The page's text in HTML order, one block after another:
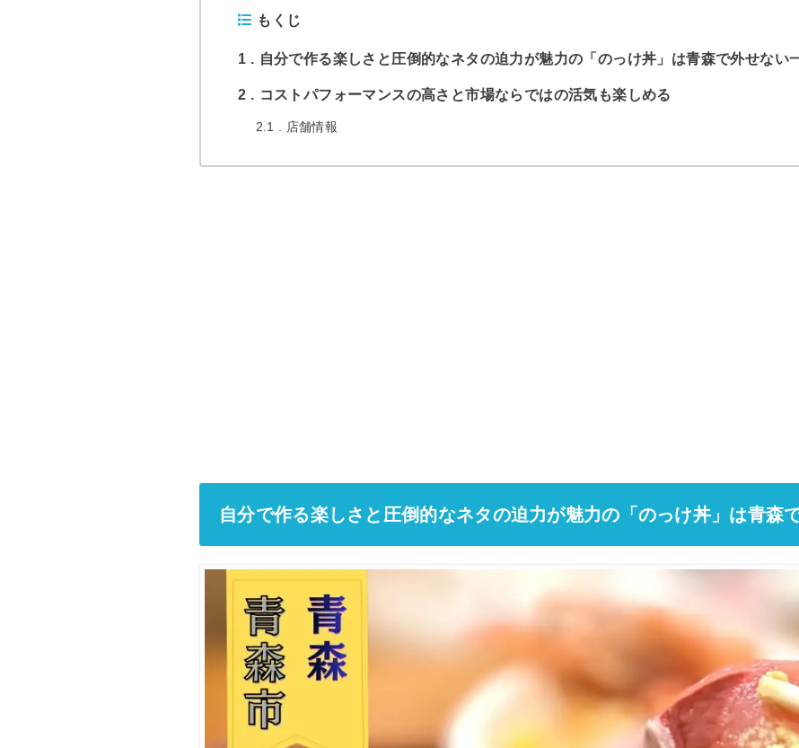
もくじ
1 自分で作る楽しさと圧倒的なネタの迫力が魅力の「のっけ丼」は青森で外せない
2 コストパフォーマンスの高さと市場ならではの活気も楽しめる
2.1 店舗情報
自分で作る楽しさと圧倒的なネタの迫力が魅力の「のっけ丼」は青森